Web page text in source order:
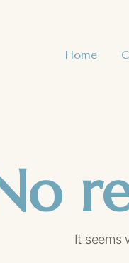
Home
It seems